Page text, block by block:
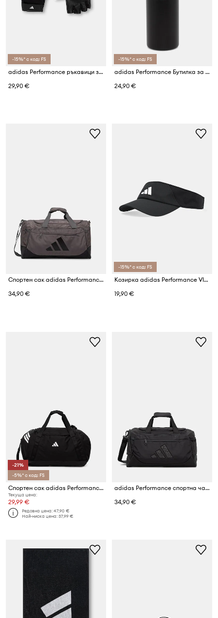
-15%* с код: FS
adidas Performance ръкавици за трениране
29,90 €
-15%* с код: FS
adidas Performance Бутилка за вода 0,6l
24,90 €
Спортен сак adidas Performance
34,90 €
-15%* с код: FS
Козирка adidas Performance VISOR CLIMACOOL
19,90 €
-21%
-5%* с код: FS
Спортен сак adidas Performance Tiro
Текуща цена:
29,99 €
Редовна цена:47,90 €
Най-ниска цена:37,99 €
adidas Performance спортна чанта
34,90 €